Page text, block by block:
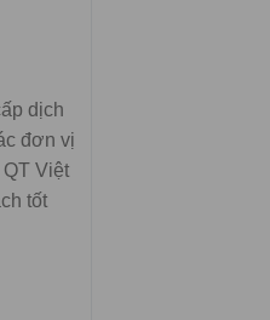
dịch
đơn vị
Việt
tốt